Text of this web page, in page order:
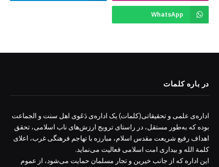
WhatsApp
در باره کلمات
اداره‌ی علمی و تحقیقاتی(کلمات) یک اداره‌ی دَعَوی اهل سنت و الجماعت
بوده که به‌طور مستقل، در راستای ترویج ارزش‌های ناب اسلامی، تحقق
اهداف رفیع شریعت مقدس اسلام، مبارزه با تهاجم فرهنگی غرب، اعلای
کلمة الله و بیداری امت اسلامی فعالیت می‌نماید.
این اداره که از جانب خیرین و تجار مسلمان حمایت می‌شود، از عموم